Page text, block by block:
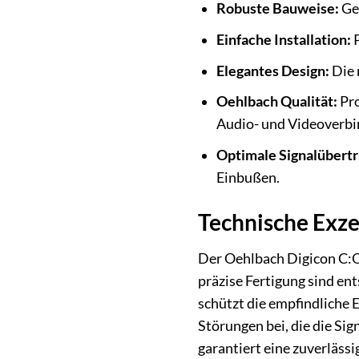
Robuste Bauweise:
Einfache Installation:
Elegantes Design: Die
Oehlbach Qualität:
Audio- und
Optimale
Einbußen.
Technische
Der Oehlbach Digicon
präzise Fertigung sind
schützt die empfindliche
Störungen bei, die die
garantiert eine